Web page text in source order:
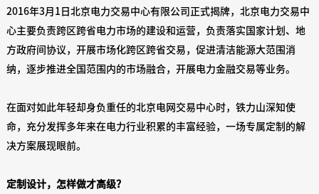
2016年3月1日北京电力交易中心有限公司正式揭牌，北京电力交易中
心主要负责跨区跨省电力市场的建设和运营，负责落实国家计划、地
方政府间协议，开展市场化跨区跨省交易，促进清洁能源大范围消
纳，逐步推进全国范围内的市场融合，开展电力金融交易等业务。
在面对如此年轻却身负重任的北京电网交易中心时，铁力山深知使
命，充分发挥多年来在电力行业积累的丰富经验，一场专属定制的解
决方案展现眼前。
定制设计，怎样做才高级？